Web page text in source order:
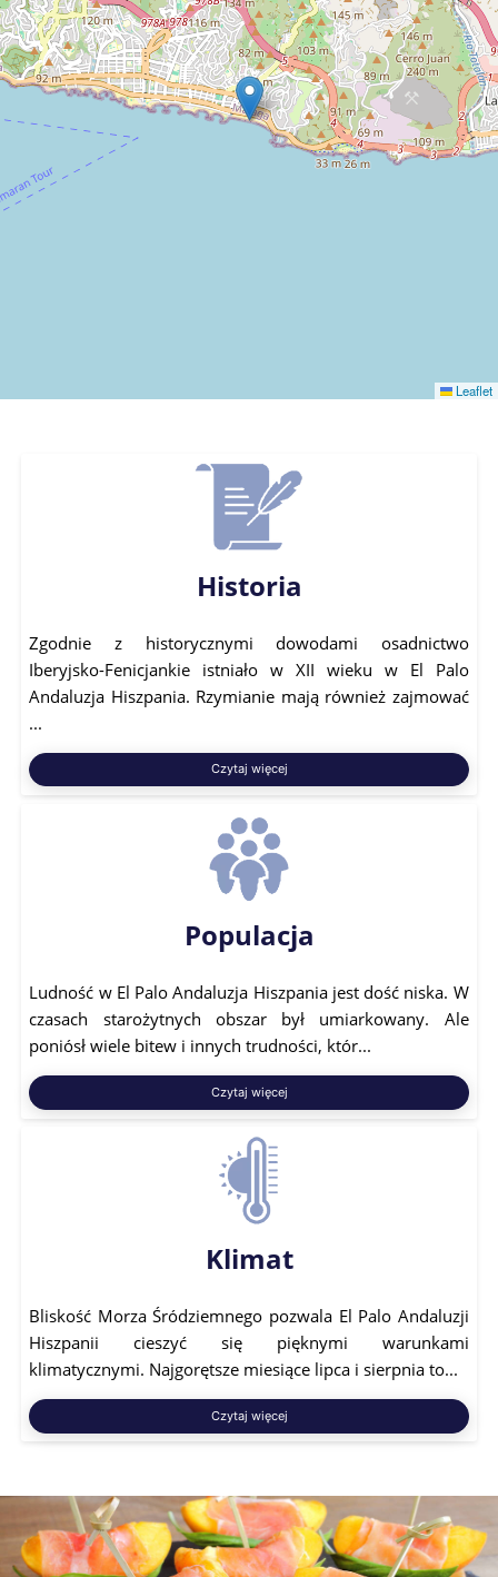
Leaflet
Historia
Zgodnie z historycznymi dowodami osadnictwo
Iberyjsko-Fenicjankie istniało w XII wieku w El Palo
Andaluzja Hiszpania. Rzymianie mają również zajmować
...
Czytaj więcej
Populacja
Ludność w El Palo Andaluzja Hiszpania jest dość niska. W
czasach starożytnych obszar był umiarkowany. Ale
poniósł wiele bitew i innych trudności, któr...
Czytaj więcej
Klimat
Bliskość Morza Śródziemnego pozwala El Palo Andaluzji
Hiszpanii cieszyć się pięknymi warunkami
klimatycznymi. Najgorętsze miesiące lipca i sierpnia to...
Czytaj więcej